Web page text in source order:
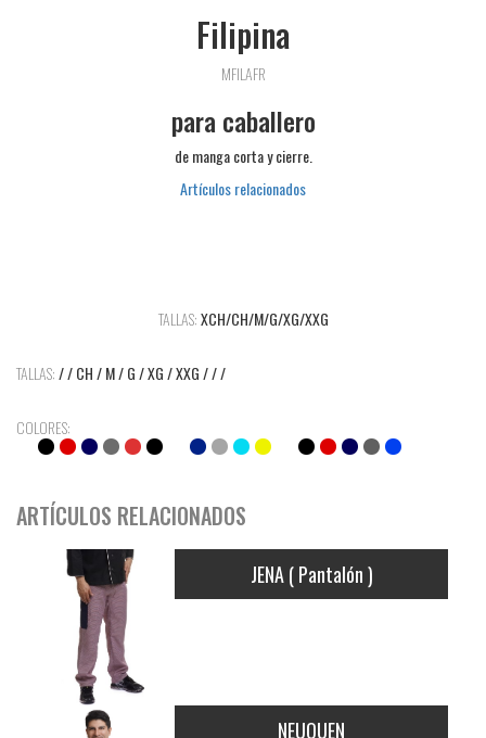
Filipina
MFILAFR
para caballero
de manga corta y cierre.
Artículos relacionados
TALLAS:XCH/CH/M/G/XG/XXG
TALLAS:/ / CH / M / G / XG / XXG / / /
COLORES:
ARTÍCULOS RELACIONADOS
JENA ( Pantalón )
NEUQUEN